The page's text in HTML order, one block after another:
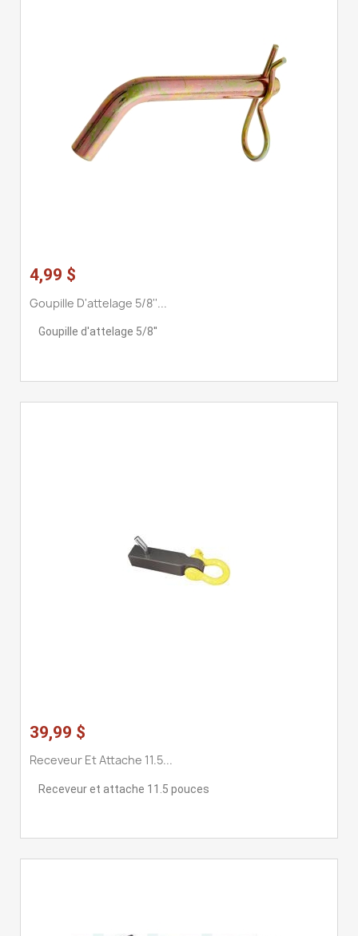
4,99 $
Goupille D'attelage 5/8''...
Goupille d'attelage 5/8''
39,99 $
Receveur Et Attache 11.5...
Receveur et attache 11.5 pouces